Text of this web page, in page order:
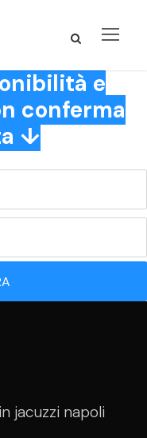
e
conferma
↓
jacuzzi napoli